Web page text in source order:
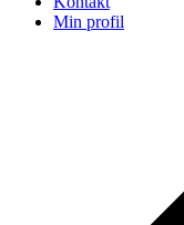
Min profil